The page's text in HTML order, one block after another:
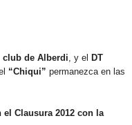
club de Alberdi, y el DT
“Chiqui” permanezca en las
Clausura 2012 con la